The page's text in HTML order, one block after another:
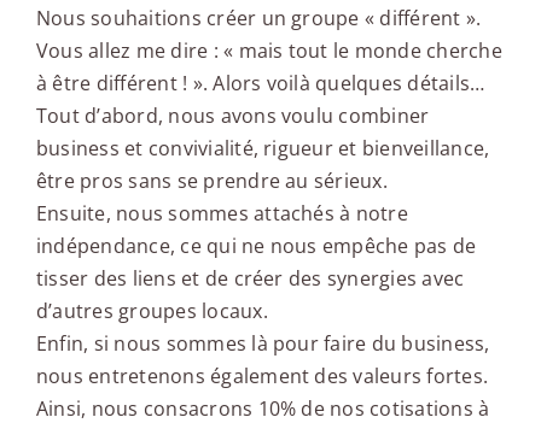
Nous souhaitions créer un groupe « différent ».
Vous allez me dire : « mais tout le monde cherche
à être différent ! ». Alors voilà quelques détails…
Tout d’abord, nous avons voulu combiner
business et convivialité, rigueur et bienveillance,
être pros sans se prendre au sérieux.
Ensuite, nous sommes attachés à notre
indépendance, ce qui ne nous empêche pas de
tisser des liens et de créer des synergies avec
d’autres groupes locaux.
Enfin, si nous sommes là pour faire du business,
nous entretenons également des valeurs fortes.
Ainsi, nous consacrons 10% de nos cotisations à